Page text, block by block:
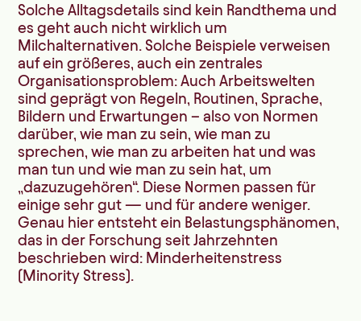
Solche Alltagsdetails sind kein Randthema und
es geht auch nicht wirklich um
Milchalternativen. Solche Beispiele verweisen
auf ein größeres, auch ein zentrales
Organisationsproblem: Auch Arbeitswelten
sind geprägt von Regeln, Routinen, Sprache,
Bildern und Erwartungen – also von Normen
darüber, wie man zu sein, wie man zu
sprechen, wie man zu arbeiten hat und was
man tun und wie man zu sein hat, um
„dazuzugehören“. Diese Normen passen für
einige sehr gut — und für andere weniger.
Genau hier entsteht ein Belastungsphänomen,
das in der Forschung seit Jahrzehnten
beschrieben wird: Minderheitenstress
(Minority Stress).